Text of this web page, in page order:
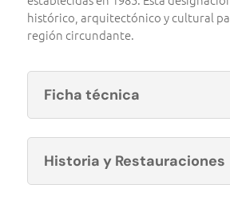
histórico, arquitectónico y cultural
región circundante.
Ficha técnica
Historia y Restauraciones